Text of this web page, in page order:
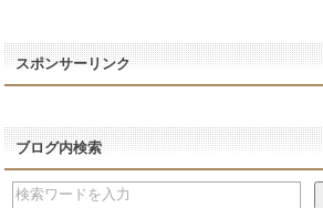
スポンサーリンク
ブログ内検索